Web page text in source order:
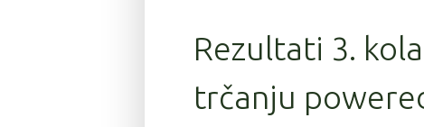
Rezultati 3.
trčanju